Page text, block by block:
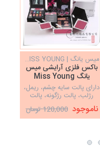
میس یانگ | MISS YOUNG
باکس فلزی آرایشی میس
یانگ Miss Young
دارای پالت سایه چشم، ریمل،
رژلب، پالت رژگونه، پالت
مداد چشم و ابرو، براش و
آینه
ناموجود 120,000 تومان